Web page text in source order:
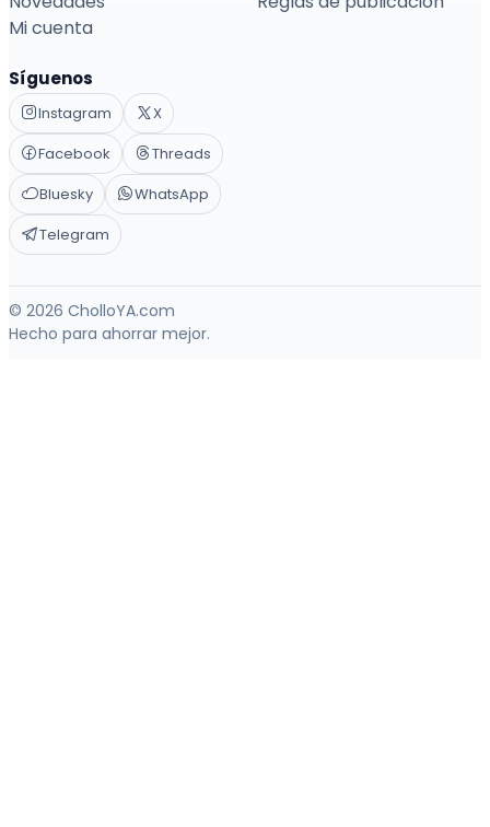
Mi cuenta
Síguenos
Instagram
X
Facebook
Threads
Bluesky
WhatsApp
Telegram
© 2026 CholloYA.com
Hecho para ahorrar mejor.